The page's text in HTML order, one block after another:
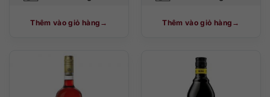
Thêm vào giỏ hàng Thêm vào giỏ hàng